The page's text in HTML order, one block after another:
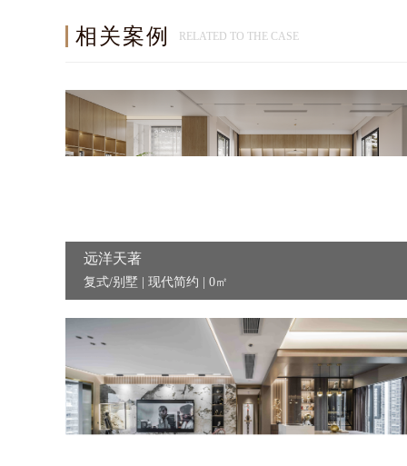
相关案例 RELATED TO THE CASE
远洋天著
复式/别墅 | 现代简约 | 0㎡